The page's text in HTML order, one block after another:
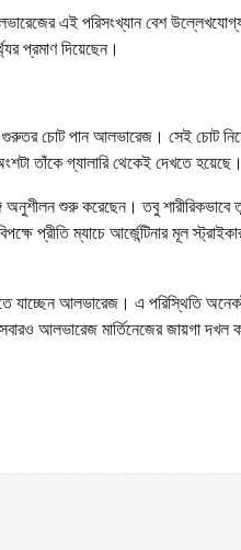
এই পরিসংখ্যান বেশ
প্রমাণ দিয়েছেন।
গুরুতর চোট পান আলভারেজ। সেই চোট
তাঁকে গ্যালারি থেকেই দেখতে হয়েছে।
অনুশীলন শুরু করেছেন। তবু
প্রীতি ম্যাচে আর্জেন্টিনার মূল
যাচ্ছেন আলভারেজ। এ পরিস্থিতি
আলভারেজ মার্তিনেজের জায়গা দখল